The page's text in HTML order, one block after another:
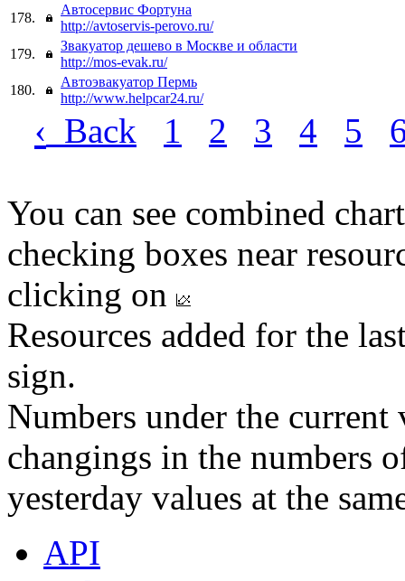
178.
Автосервис Фортуна
http://avtoservis-perovo.ru/
179.
Звакуатор дешево в Москве и области
http://mos-evak.ru/
180.
Автоэвакуатор Пермь
http://www.helpcar24.ru/
‹ Back 1 2 3 4 5
You can see combined
checking boxes near
clicking on
Resources added for the
sign.
Numbers under the
changings in the numbers
yesterday values at the
API